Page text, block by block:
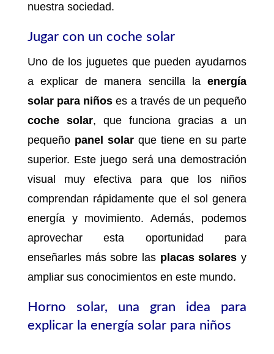
nuestra sociedad.
Jugar con un coche solar
Uno de los juguetes que pueden ayudarnos
a explicar de manera sencilla laenergía
solar para niños es a través de un pequeño
coche solar, que funciona gracias a un
pequeño panel solarque tiene en su parte
superior. Este juego será una demostración
visual muy efectiva para que los niños
comprendan rápidamente que el sol genera
energía y movimiento. Además, podemos
aprovechar esta oportunidad para
enseñarles más sobre las placas solares y
ampliar sus conocimientos en este mundo.
Horno solar, una gran idea para
explicar la energía solar para niños